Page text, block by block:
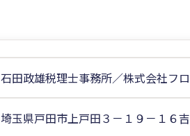
石田政雄税理士事務所／株式会社フ
埼玉県戸田市上戸田３－１９－１６